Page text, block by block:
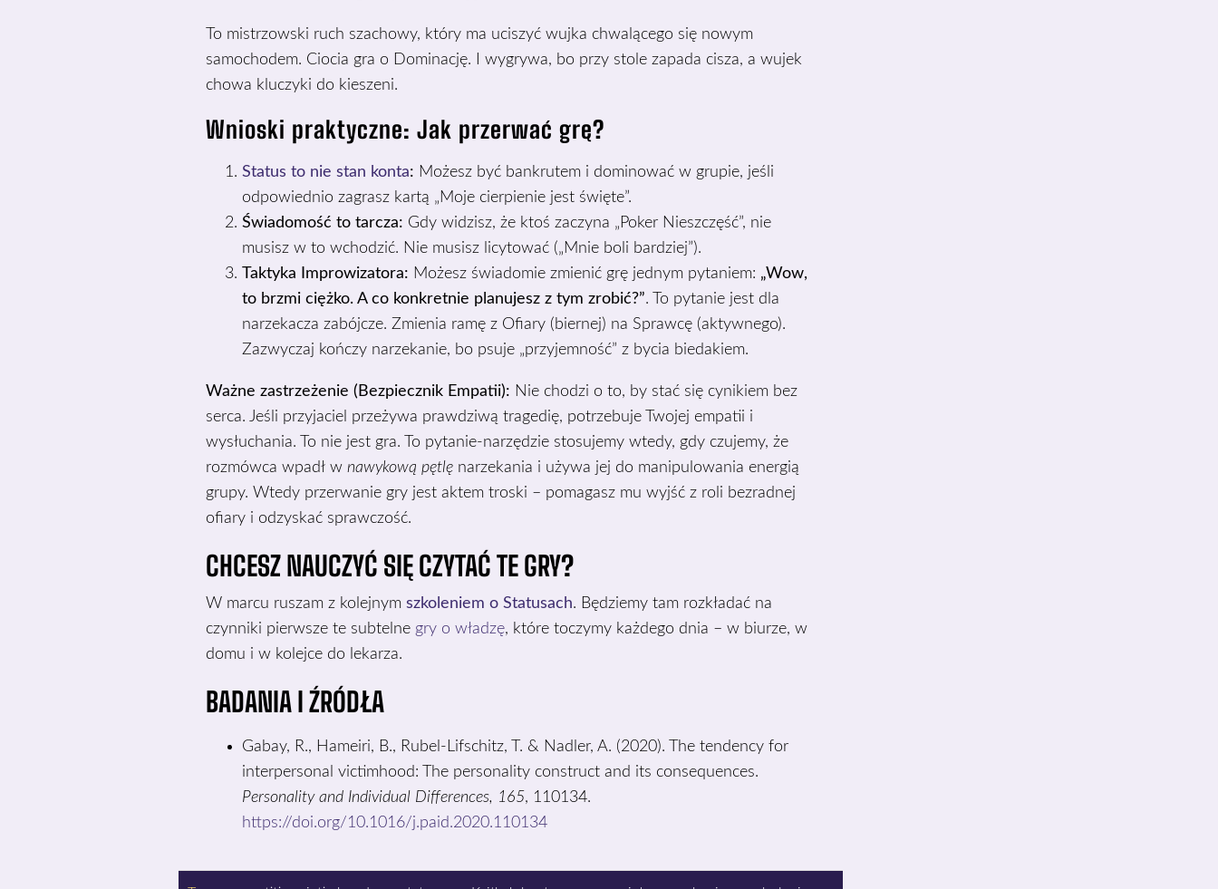
To mistrzowski ruch szachowy, który ma uciszyć wujka chwalącego się nowym
samochodem. Ciocia gra o Dominację. I wygrywa, bo przy stole zapada cisza, a wujek
chowa kluczyki do kieszeni.
Wnioski praktyczne: Jak przerwać grę?
Status to nie stan konta: Możesz być bankrutem i dominować w grupie, jeśli
odpowiednio zagrasz kartą „Moje cierpienie jest święte”.
Świadomość to tarcza: Gdy widzisz, że ktoś zaczyna „Poker Nieszczęść”, nie
musisz w to wchodzić. Nie musisz licytować („Mnie boli bardziej”).
Taktyka Improwizatora: Możesz świadomie zmienić grę jednym pytaniem: „Wow,
to brzmi ciężko. A co konkretnie planujesz z tym zrobić?”. To pytanie jest dla
narzekacza zabójcze. Zmienia ramę z Ofiary (biernej) na Sprawcę (aktywnego).
Zazwyczaj kończy narzekanie, bo psuje „przyjemność” z bycia biedakiem.
Ważne zastrzeżenie (Bezpiecznik Empatii): Nie chodzi o to, by stać się cynikiem bez
serca. Jeśli przyjaciel przeżywa prawdziwą tragedię, potrzebuje Twojej empatii i
wysłuchania. To nie jest gra. To pytanie-narzędzie stosujemy wtedy, gdy czujemy, że
rozmówca wpadł w nawykową pętlęnarzekania i używa jej do manipulowania energią
grupy. Wtedy przerwanie gry jest aktem troski – pomagasz mu wyjść z roli bezradnej
ofiary i odzyskać sprawczość.
CHCESZ NAUCZYĆ SIĘ CZYTAĆ TE GRY?
W marcu ruszam z kolejnym szkoleniem o Statusach. Będziemy tam rozkładać na
czynniki pierwsze te subtelne gry o władzę, które toczymy każdego dnia – w biurze, w
domu i w kolejce do lekarza.
BADANIA I ŹRÓDŁA
Gabay, R., Hameiri, B., Rubel-Lifschitz, T. & Nadler, A. (2020). The tendency for
interpersonal victimhood: The personality construct and its consequences.
Personality and Individual Differences, 165, 110134.
https://doi.org/10.1016/j.paid.2020.110134